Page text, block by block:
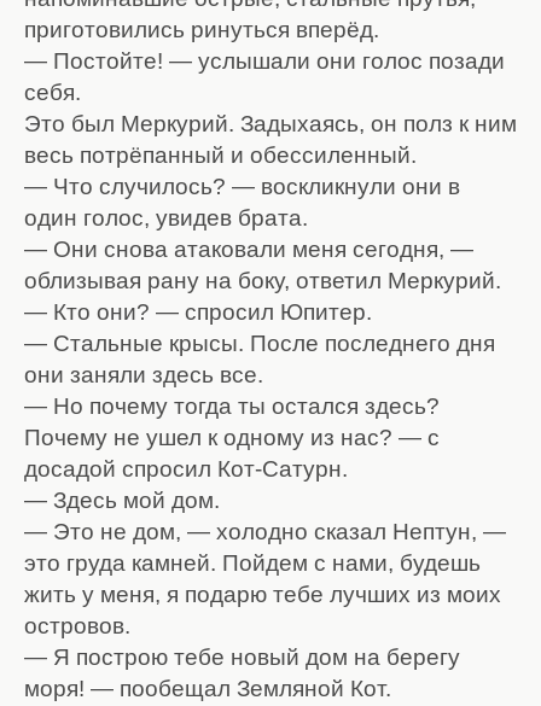
приготовились ринуться вперёд.
— Постойте! — услышали они голос позади
себя.
Это был Меркурий. Задыхаясь, он полз к ним
весь потрёпанный и обессиленный.
— Что случилось? — воскликнули они в
один голос, увидев брата.
— Они снова атаковали меня сегодня, —
облизывая рану на боку, ответил Меркурий.
— Кто они? — спросил Юпитер.
— Стальные крысы. После последнего дня
они заняли здесь все.
— Но почему тогда ты остался здесь?
Почему не ушел к одному из нас? — с
досадой спросил Кот-Сатурн.
— Здесь мой дом.
— Это не дом, — холодно сказал Нептун, —
это груда камней. Пойдем с нами, будешь
жить у меня, я подарю тебе лучших из моих
островов.
— Я построю тебе новый дом на берегу
моря! — пообещал Земляной Кот.